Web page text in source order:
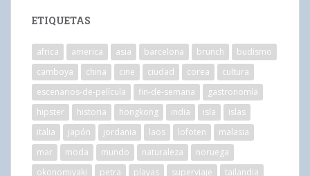
ETIQUETAS
africa america asia barcelona brunch
budismo
camboya
china cine ciudad corea
cultura
escenarios-de-película
fin-de-semana
gastronomía
hipster
historia hongkong india isla
islas
italia
japón jordania laos lofoten
malasia
mar
moda mundo naturaleza
noruega
okonomiyaki
petra playas superviaje
tailandia